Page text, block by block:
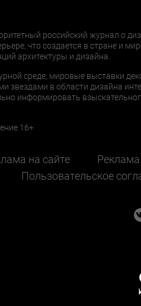
российский журнал о
что создается в стране и
архитектуры и дизайна.
среде, мировые выставки
звездами в области дизайна
информировать
16+
на сайте
Пользовательское